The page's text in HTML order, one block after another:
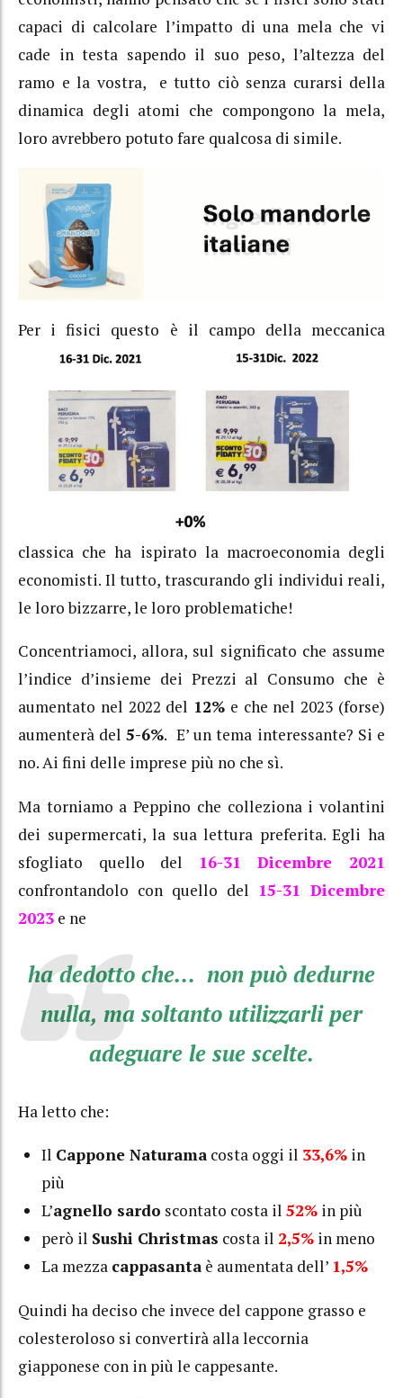
capaci di calcolare l’impatto di una mela che vi
cade in testa sapendo il suo peso, l’altezza del
ramo e la vostra, e tutto ciò senza curarsi della
dinamica degli atomi che compongono la mela,
loro avrebbero potuto fare qualcosa di simile.
Per i fisici questo è il campo della meccanica
classica che ha ispirato la macroeconomia degli
economisti. Il tutto, trascurando gli individui reali,
le loro bizzarre, le loro problematiche!
Concentriamoci, allora, sul significato che assume
l’indice d’insieme dei Prezzi al Consumo che è
aumentato nel 2022 del 12% e che nel 2023 (forse)
aumenterà del5-6%. E’ un tema interessante? Si e
no. Ai fini delle imprese più no che sì.
Ma torniamo a Peppino che colleziona i volantini
dei supermercati, la sua lettura preferita. Egli ha
sfogliato quello del 16-31 Dicembre 2021
confrontandolo con quello del 15-31 Dicembre
2023 e ne
ha dedotto che… non può dedurne
nulla, ma soltanto utilizzarli per
adeguare le sue scelte.
Ha letto che:
Il Cappone Naturama costa oggi il 33,6% in
più
L’agnello sardo scontato costa il52% in più
però il Sushi Christmas costa il 2,5% in meno
La mezza cappasanta è aumentata dell’ 1,5%
Quindi ha deciso che invece del cappone grasso e
colesteroloso si convertirà alla leccornia
giapponese con in più le cappesante.